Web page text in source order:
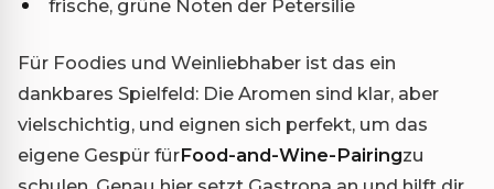
frische, grüne Noten der Petersilie
Für Foodies und Weinliebhaber ist das ein
dankbares Spielfeld: Die Aromen sind klar, aber
vielschichtig, und eignen sich perfekt, um das
eigene Gespür fürFood-and-Wine-Pairingzu